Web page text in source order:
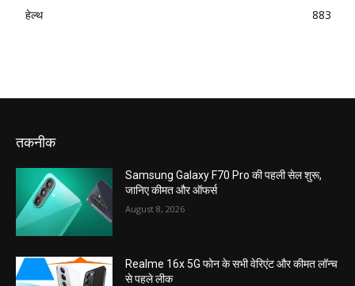
हेल्थ
883
तकनीक
Samsung Galaxy F70 Pro की पहली सेल शुरू,
जानिए कीमत और ऑफर्स
August 8, 2026
Realme 16x 5G फोन के सभी वेरिएंट और कीमत लॉन्च
से पहले लीक